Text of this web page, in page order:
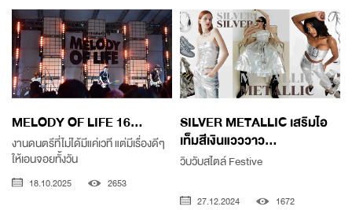
MELODY OF LIFE 16...
งานดนตรีที่ไม่ได้มีแค่เวที แต่มีเรื่องดีๆ
ให้เอนจอยทั้งวัน
18.10.2025 2653
SILVER METALLIC เสริมไอ
เท็มสีเงินแวววาว...
วิบวับสไตล์ Festive
27.12.2024 1672